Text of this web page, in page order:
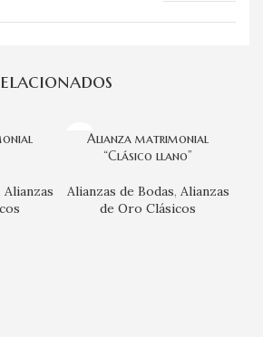
Alianzas
Alianza matrimonial
“Clásico llano”
Alianzas de Bodas, Alianzas
de Oro Clásicos